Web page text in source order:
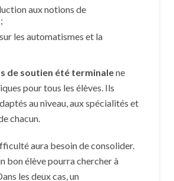
aux notions de
les automatismes et la
de soutien été terminalene
pour tous les élèves. Ils
au niveau, aux spécialités et
chacun.
aura besoin de consolider.
bon élève pourra chercher à
les deux cas, un